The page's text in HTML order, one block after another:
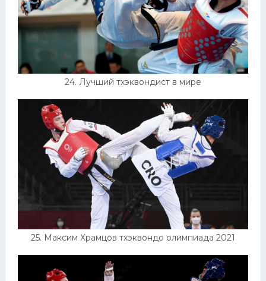
24. Лучший тхэквондист в мире
25. Максим Храмцов тхэквондо олимпиада 2021